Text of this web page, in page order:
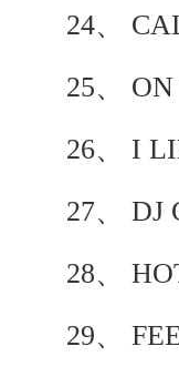
24、
25、
26、 I
27、 DJ
28、
29、